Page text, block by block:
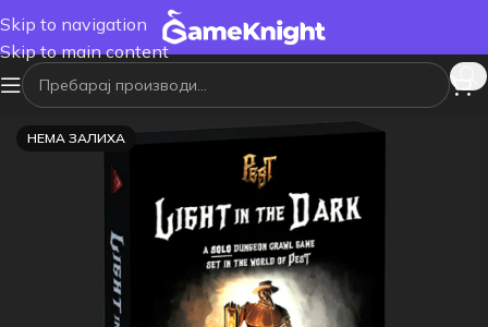
Skip to navigation
Skip to main content
НЕМА ЗАЛИХА